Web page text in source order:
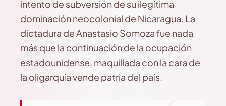
intento de subversión de su ilegítima
dominación neocolonial de Nicaragua. La
dictadura de Anastasio Somoza fue nada
más que la continuación de la ocupación
estadounidense, maquillada con la cara de
la oligarquía vende patria del país.